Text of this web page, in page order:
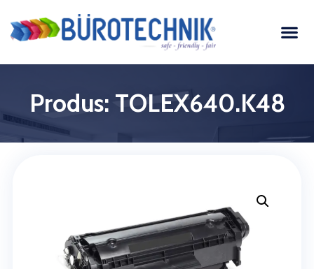
Produs: TOLEX640.K48